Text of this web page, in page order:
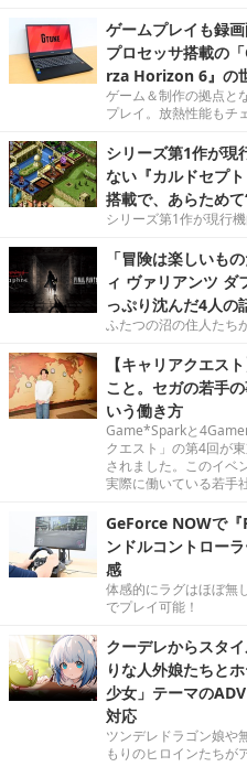
ゲームプレイも録
プロセッサ搭載の
rza Horizon 6』の
ゲーム＆制作の拠点と
プレイ。放熱性能もチ
シリーズ第1作が現
ない『カルドセプ
搭載で、あらため
シリーズ第1作が現行
「冒険は楽しいも
ィ ヴァリアンツ
っぷり沈んだ4人の
ふたつの沼の住人たち
【キャリアクエス
こと。セガの若手
いう働き方
Game*Sparkと
クエスト」の第4回が
されました。このイベ
実際に働いている若手
GeForce NOWで
ンドルコントロー
感
体感的にラグはほぼ無
でプレイ可能！
クーデレからスタ
りな人外娘たちと
少女」テーマの
対応
ツンデレドラゴン娘や
もりのヒロインたちが